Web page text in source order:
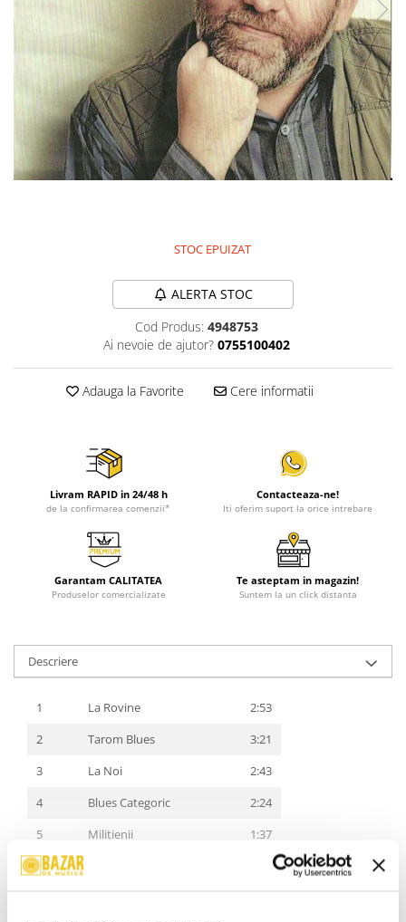
Viniluri Românești
Colecția Electrecord
STOC EPUIZAT
ALERTA STOC
Cod Produs: 4948753
Ai nevoie de ajutor? 0755100402
Adauga la Favorite Cere informatii
Livram RAPID in 24/48 h
de la confirmarea comenzii*
Contacteaza-ne!
Iti oferim suport la orice intrebare
Garantam CALITATEA
Produselor comercializate
Te asteptam in magazin!
Suntem la un click distanta
Descriere
1 La Rovine
2:53
2
Tarom Blues
3:21
3
La Noi
2:43
4
Blues Categoric
2:24
5
Milițienii
1:37
6